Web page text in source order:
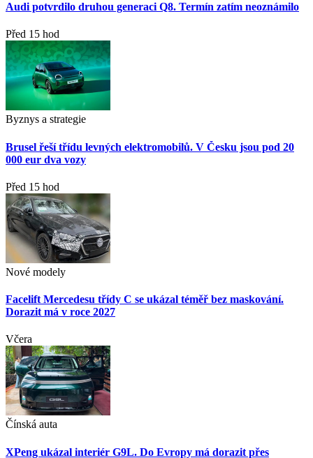
Audi potvrdilo druhou generaci Q8. Termín zatím neoznámilo
Před 15 hod
Byznys a strategie
Brusel řeší třídu levných elektromobilů. V Česku jsou pod 20
000 eur dva vozy
Před 15 hod
Nové modely
Facelift Mercedesu třídy C se ukázal téměř bez maskování.
Dorazit má v roce 2027
Včera
Čínská auta
XPeng ukázal interiér G9L. Do Evropy má dorazit přes